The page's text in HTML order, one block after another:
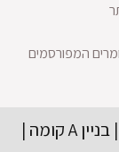
המפורסמים
מגדלי פלטינום | שדרות הרכס 13 מודיעין | בניין A קומה |